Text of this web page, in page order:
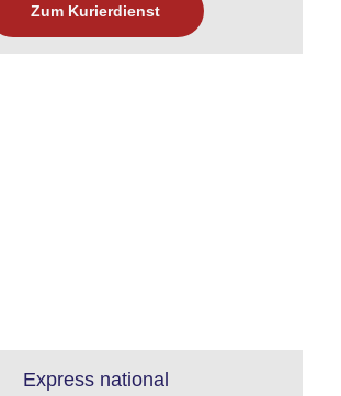
Zum Kurierdienst
Express national